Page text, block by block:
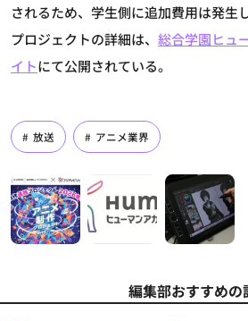
されるため、学生側に追加費用は発生
プロジェクトの詳細は、 総合学園ヒュ
イトにて公開されている。
放送 アニメ業界
編集部おすすめの